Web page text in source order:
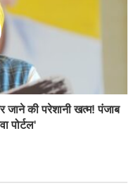
जाने की परेशानी खत्म! पंजाब
पोर्टल'